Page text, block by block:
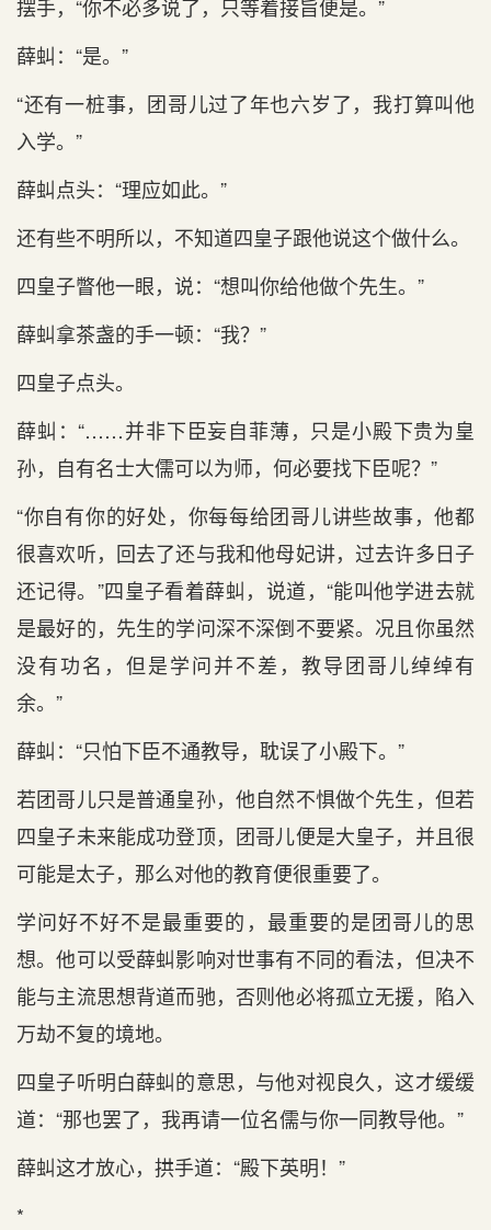
摆手，“你不必多说了，只等着接旨便是。”
薛虯：“是。”
“还有一桩事，团哥儿过了年也六岁了，我打算叫他
入学。”
薛虯点头：“理应如此。”
还有些不明所以，不知道四皇子跟他说这个做什么。
四皇子瞥他一眼，说：“想叫你给他做个先生。”
薛虯拿茶盏的手一顿：“我？”
四皇子点头。
薛虯：“……并非下臣妄自菲薄，只是小殿下贵为皇
孙，自有名士大儒可以为师，何必要找下臣呢？”
“你自有你的好处，你每每给团哥儿讲些故事，他都
很喜欢听，回去了还与我和他母妃讲，过去许多日子
还记得。”四皇子看着薛虯，说道，“能叫他学进去就
是最好的，先生的学问深不深倒不要紧。况且你虽然
没有功名，但是学问并不差，教导团哥儿绰绰有
余。”
薛虯：“只怕下臣不通教导，耽误了小殿下。”
若团哥儿只是普通皇孙，他自然不惧做个先生，但若
四皇子未来能成功登顶，团哥儿便是大皇子，并且很
可能是太子，那么对他的教育便很重要了。
学问好不好不是最重要的，最重要的是团哥儿的思
想。他可以受薛虯影响对世事有不同的看法，但决不
能与主流思想背道而驰，否则他必将孤立无援，陷入
万劫不复的境地。
四皇子听明白薛虯的意思，与他对视良久，这才缓缓
道：“那也罢了，我再请一位名儒与你一同教导他。”
薛虯这才放心，拱手道：“殿下英明！”
*